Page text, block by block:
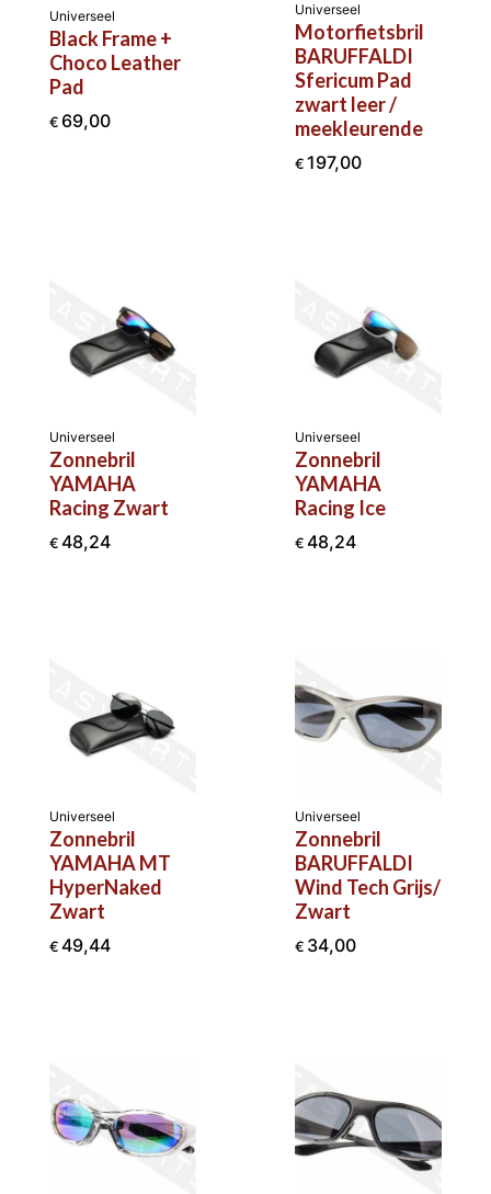
Universeel
Black Frame +
Choco Leather
Pad
€ 69,00
Universeel
Motorfietsbril
BARUFFALDI
Sfericum Pad
zwart leer /
meekleurende
€ 197,00
Universeel
Zonnebril
YAMAHA
Racing Zwart
€ 48,24
Universeel
Zonnebril
YAMAHA
Racing Ice
€ 48,24
Universeel
Zonnebril
YAMAHA MT
HyperNaked
Zwart
€ 49,44
Universeel
Zonnebril
BARUFFALDI
Wind Tech Grijs/
Zwart
€ 34,00